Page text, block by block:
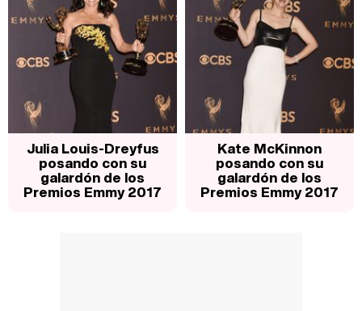
Julia Louis-Dreyfus
posando con su
galardón de los
Premios Emmy 2017
Kate McKinnon
posando con su
galardón de los
Premios Emmy 2017